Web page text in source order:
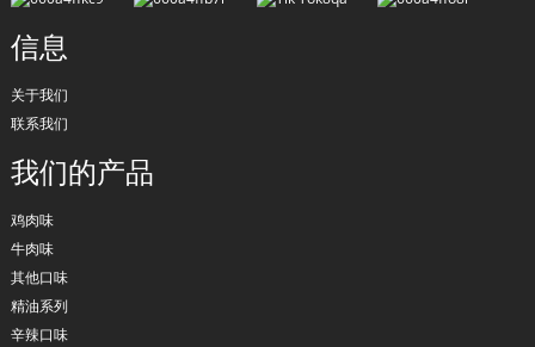
信息
关于我们
联系我们
我们的产品
鸡肉味
牛肉味
其他口味
精油系列
辛辣口味